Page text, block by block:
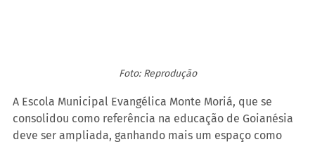
Foto: Reprodução
A Escola Municipal Evangélica Monte Moriá, que se
consolidou como referência na educação de Goianésia
deve ser ampliada, ganhando mais um espaço como